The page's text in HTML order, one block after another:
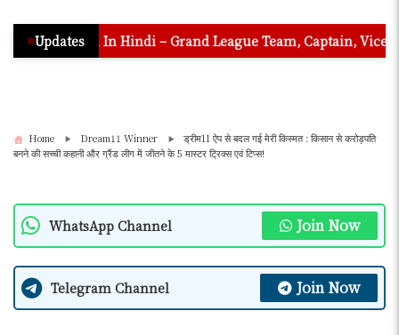
Updates
In Hindi – Grand League Team, Captain, Vice Captain &
Home Dream11 Winner
ड्रीम11 ऐप से बदल गई मेरी किस्मत : किसान से करोड़पति
बनने की सच्ची कहानी और ग्रैंड लीग में जीतने के 5 मास्टर ट्रिक्स एवं टिप्स!
WhatsApp Channel Join Now
Telegram Channel Join Now